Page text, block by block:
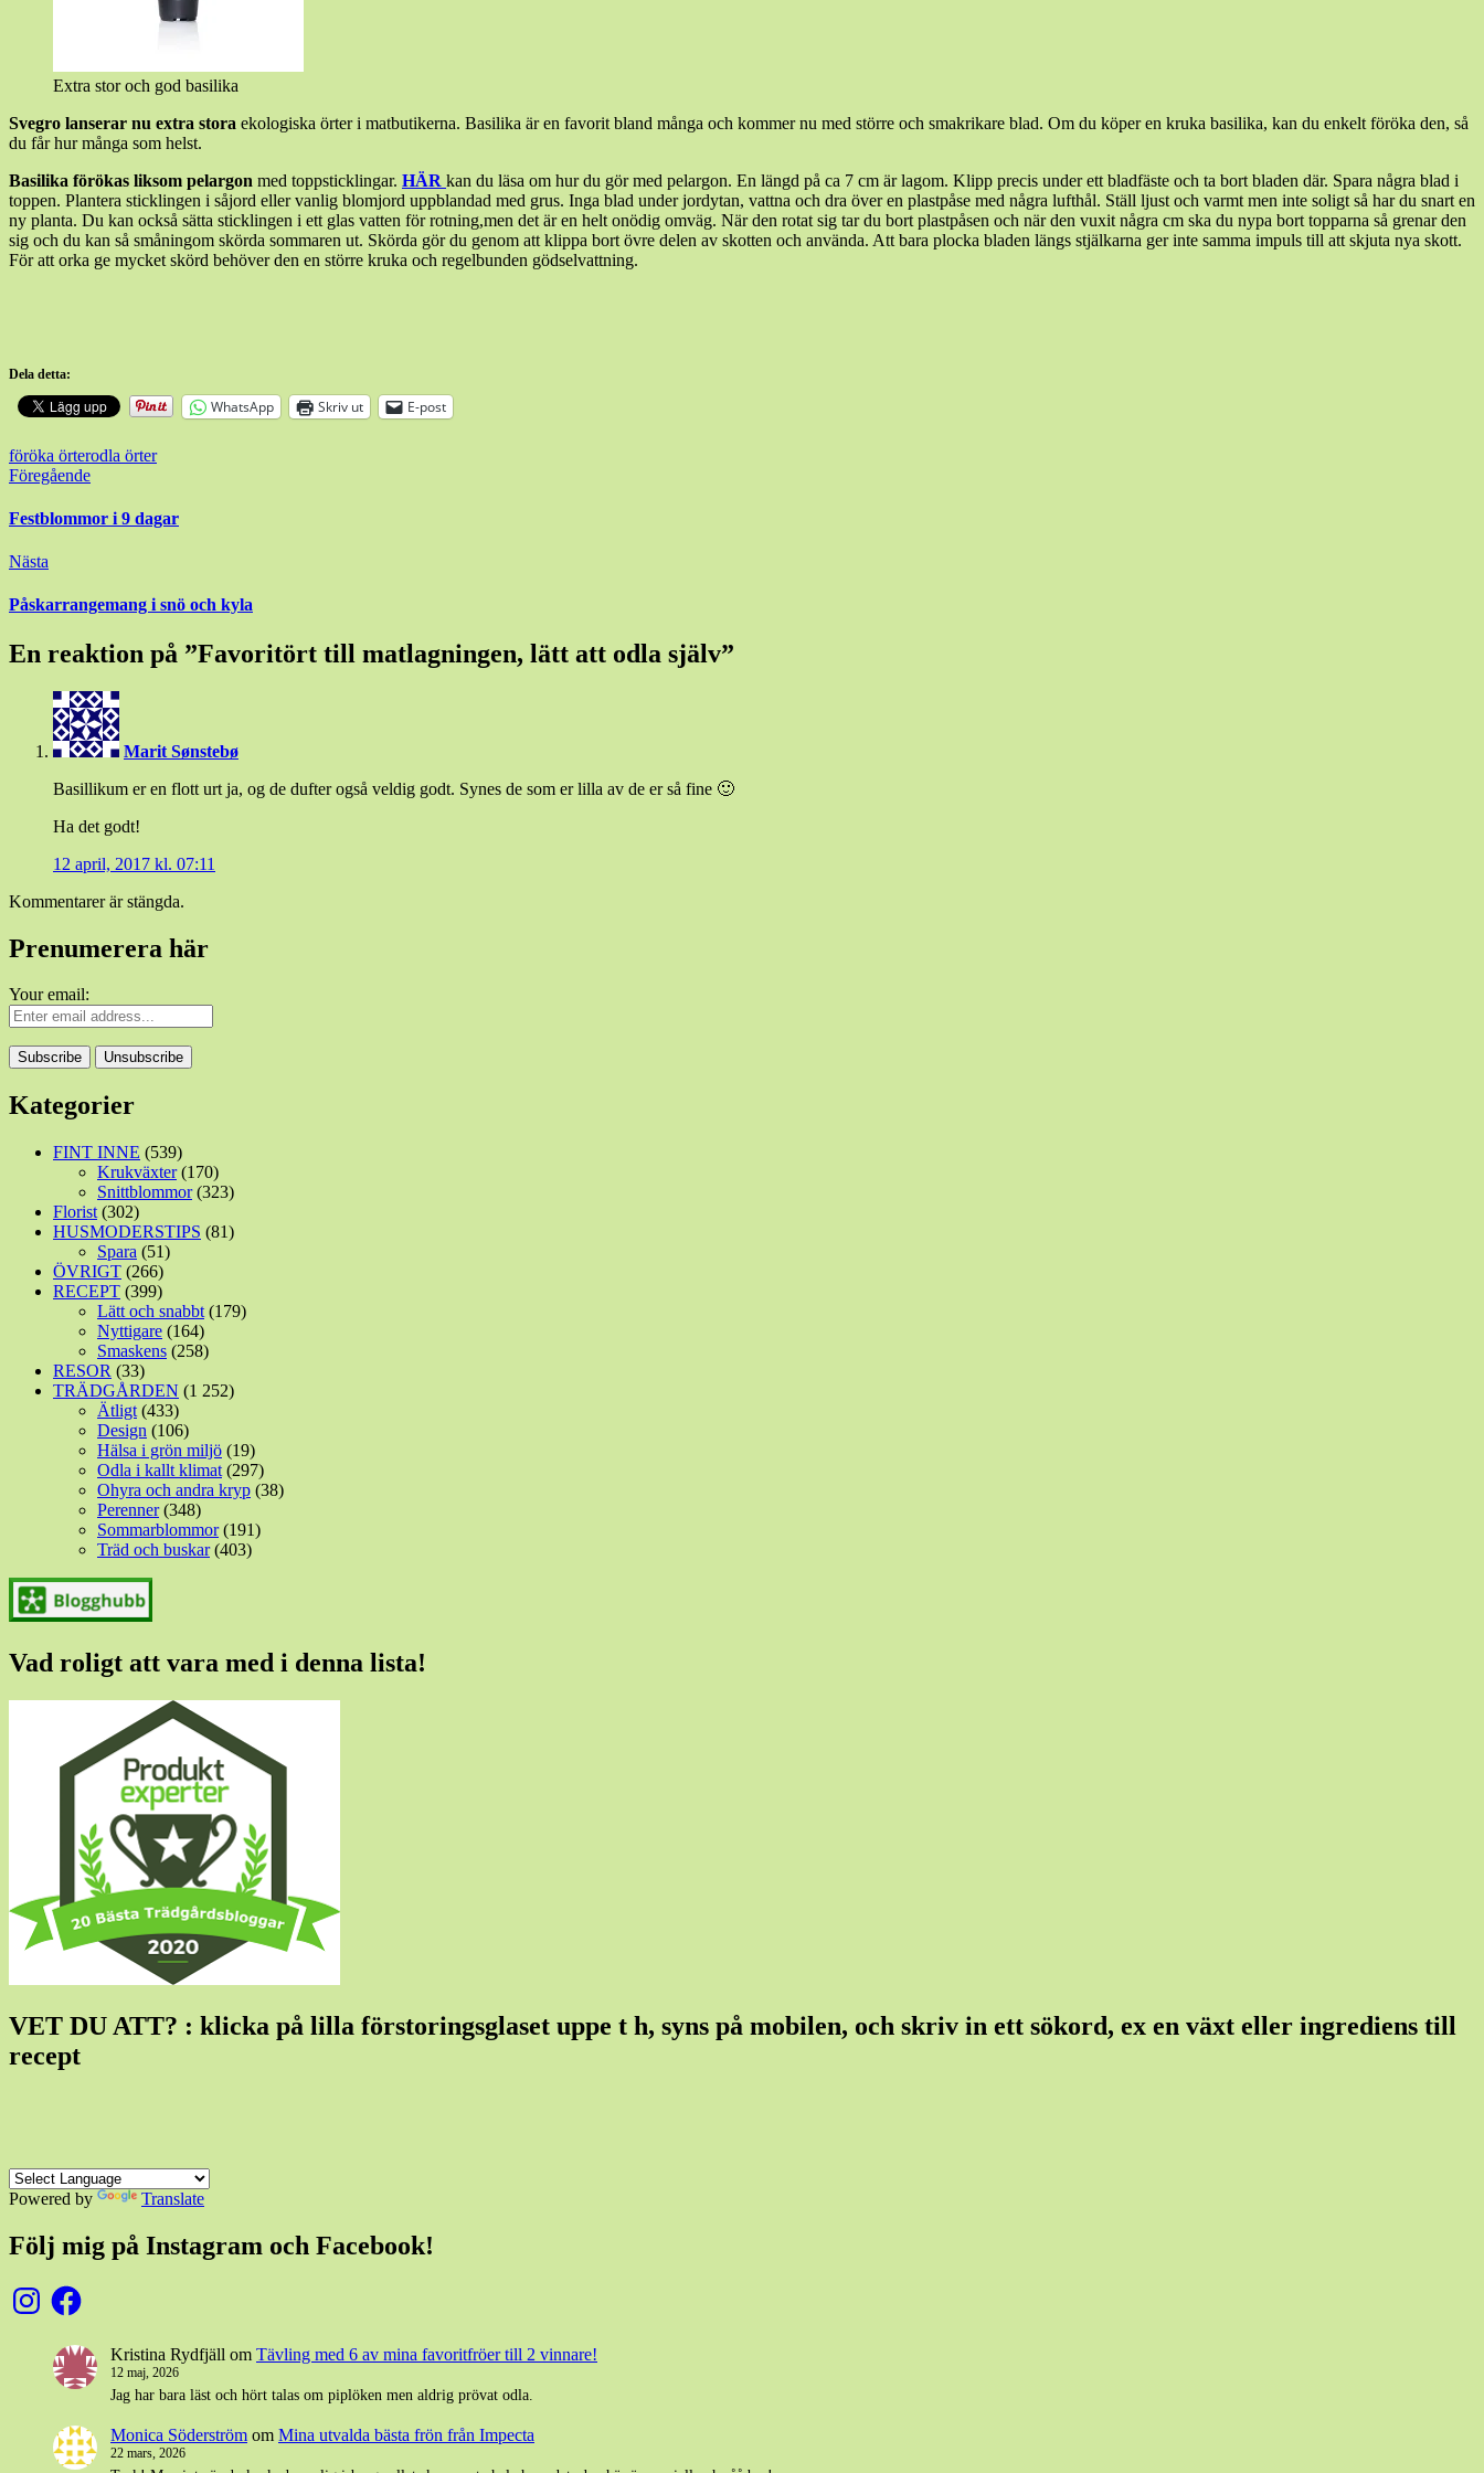
Extra stor och god basilika
Svegro lanserar nu extra stora ekologiska örter i matbutikerna. Basilika är en favorit bland många och kommer nu med större och smakrikare blad. Om du köper en kruka basilika, kan du enkelt föröka den, så
du får hur många som helst.
Basilika förökas liksom pelargon med toppsticklingar. HÄR kan du läsa om hur du gör med pelargon. En längd på ca 7 cm är lagom. Klipp precis under ett bladfäste och ta bort bladen där. Spara några blad i
toppen. Plantera sticklingen i såjord eller vanlig blomjord uppblandad med grus. Inga blad under jordytan, vattna och dra över en plastpåse med några lufthål. Ställ ljust och varmt men inte soligt så har du snart en
ny planta. Du kan också sätta sticklingen i ett glas vatten för rotning,men det är en helt onödig omväg. När den rotat sig tar du bort plastpåsen och när den vuxit några cm ska du nypa bort topparna så grenar den
sig och du kan så småningom skörda sommaren ut. Skörda gör du genom att klippa bort övre delen av skotten och använda. Att bara plocka bladen längs stjälkarna ger inte samma impuls till att skjuta nya skott.
För att orka ge mycket skörd behöver den en större kruka och regelbunden gödselvattning.
Dela detta:
WhatsApp Skriv ut E-post
föröka örterodla örter
Inläggsnavigering
Föregående
Festblommor i 9 dagar
Nästa
Påskarrangemang i snö och kyla
En reaktion på ”Favoritört till matlagningen, lätt att odla själv”
Marit Sønstebø
Basillikum er en flott urt ja, og de dufter også veldig godt. Synes de som er lilla av de er så fine 🙂
Ha det godt!
12 april, 2017 kl. 07:11
Kommentarer är stängda.
Prenumerera här
Your email:
Kategorier
FINT INNE (539)
Krukväxter(170)
Snittblommor(323)
Florist (302)
HUSMODERSTIPS (81)
Spara (51)
ÖVRIGT (266)
RECEPT (399)
Lätt och snabbt (179)
Nyttigare (164)
Smaskens (258)
RESOR (33)
TRÄDGÅRDEN (1 252)
Ätligt (433)
Design (106)
Hälsa i grön miljö (19)
Odla i kallt klimat (297)
Ohyra och andra kryp (38)
Perenner(348)
Sommarblommor(191)
Träd och buskar(403)
Vad roligt att vara med i denna lista!
VET DU ATT? : klicka på lilla förstoringsglaset uppe t h, syns på mobilen, och skriv in ett sökord, ex en växt eller ingrediens till
recept
Powered by Translate
Följ mig på Instagram och Facebook!
InstagramFacebook
Kristina Rydfjäll om Tävling med 6 av mina favoritfröer till 2 vinnare!
12 maj, 2026
Jag har bara läst och hört talas om piplöken men aldrig prövat odla.
Monica Söderström om Mina utvalda bästa frön från Impecta
22 mars, 2026